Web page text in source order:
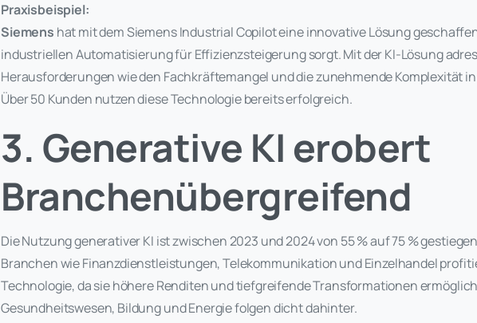
Praxisbeispiel:
Siemens hat mit dem Siemens Industrial Copilot eine innovative Lösung
industriellen Automatisierung für Effizienzsteigerung sorgt. Mit der KI-Lösung
Herausforderungen wie den Fachkräftemangel und die zunehmende Komplexität
Über 50 Kunden nutzen diese Technologie bereits erfolgreich.
3. Generative KI erobert
Branchenübergreifend
Die Nutzung generativer KI ist zwischen 2023 und 2024 von 55 % auf 75 %
Branchen wie Finanzdienstleistungen, Telekommunikation und Einzelhandel
Technologie, da sie höhere Renditen und tiefgreifende Transformationen
Gesundheitswesen, Bildung und Energie folgen dicht dahinter.